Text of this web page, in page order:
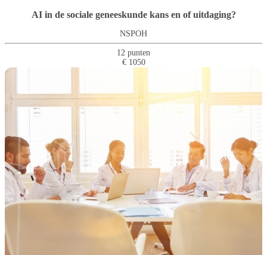
AI in de sociale geneeskunde kans en of uitdaging?
NSPOH
12 punten
€ 1050